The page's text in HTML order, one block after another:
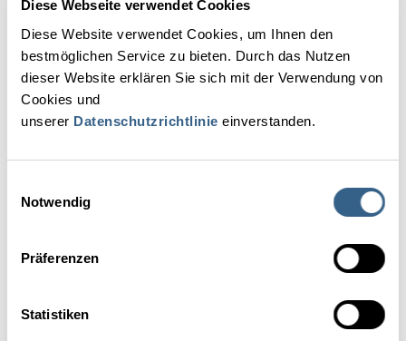
Diese Webseite verwendet Cookies
Diese Website verwendet Cookies, um Ihnen den
bestmöglichen Service zu bieten. Durch das Nutzen
dieser Website erklären Sie sich mit der Verwendung von
Cookies und
unserer Datenschutzrichtlinie einverstanden.
Notwendig
Präferenzen
Statistiken
Hotels verwalten viele persönliche Daten wie
Kreditkarteninformationen und Kontaktdaten und sind so
besonders interessant für Cyberangriffe. Macht da eine
Annemarie Maurer mit einer Einschätzung.
MEHR LESEN